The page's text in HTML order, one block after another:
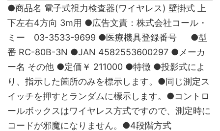
●商品名 電子式視力検査器(ワイヤレス) 壁掛式 上
下左右4方向 3m用 ●広告文責：株式会社コール・
ミー 03-3533-9699 ●医療機具登録番号 ●型
番 RC-80B-3N ●JAN 4582553600297 ●メーカ
ー名 その他 ●定価￥ 211000 ●特徴 ●投影式によ
り、指示した箇所のみを標示します。●同じ測定ス
イッチを押すとランダムに標示します。●コントロ
ールボックスはワイヤレス方式ですので、測定時に
コードが邪魔になりません。●4段階方式